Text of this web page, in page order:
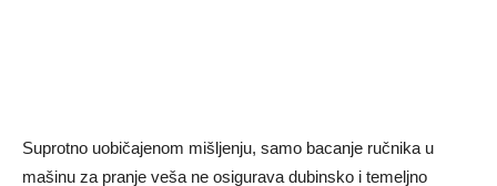
Suprotno uobičajenom mišljenju, samo bacanje ručnika u
mašinu za pranje veša ne osigurava dubinsko i temeljno